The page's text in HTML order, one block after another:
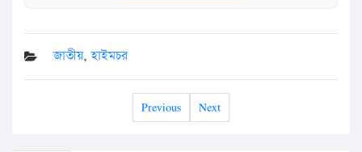
জাতীয়,হাইমচর
Previous Next